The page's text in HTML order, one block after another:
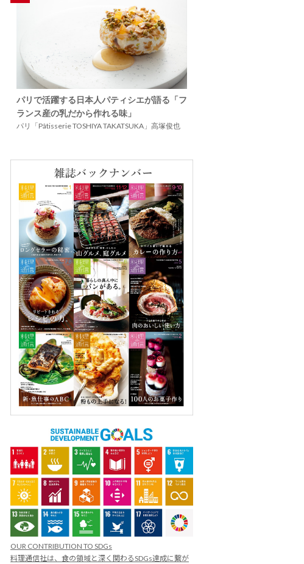
パリで活躍する日本人パティシエが語る「フ
ランス産の乳だから作れる味」
パリ「Pâtisserie TOSHIYA TAKATSUKA」高塚俊也
OUR CONTRIBUTION TO SDGs
料理通信社は、食の領域と深く関わるSDGs達成に繋が